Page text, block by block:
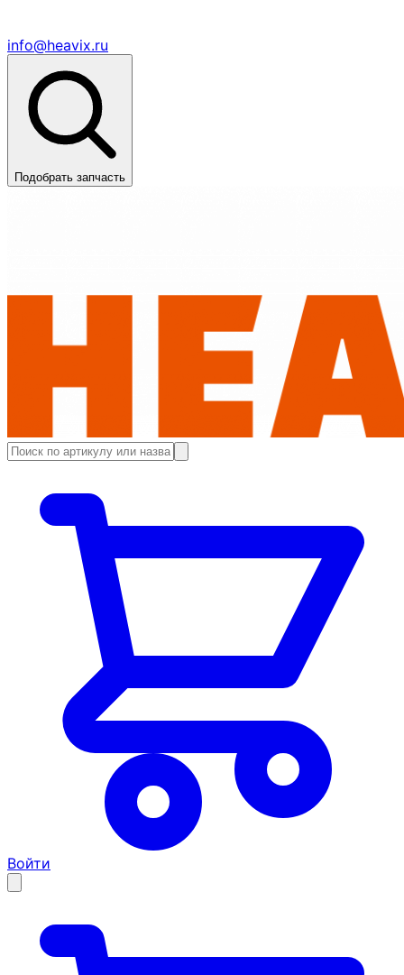
info@heavix.ru
Подобрать запчасть
Войти